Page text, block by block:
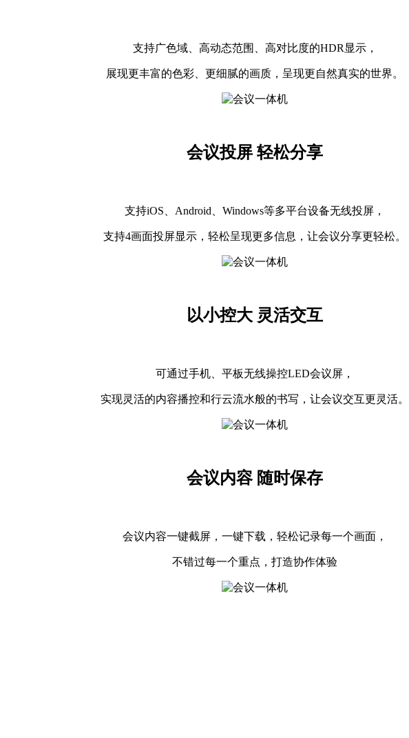
支持广色域、高动态范围、高对比度的HDR显示，
展现更丰富的色彩、更细腻的画质，呈现更自然真实的世界。
会议投屏 轻松分享
支持iOS、Android、Windows等多平台设备无线投屏，
支持4画面投屏显示，轻松呈现更多信息，让会议分享更轻松。
以小控大 灵活交互
可通过手机、平板无线操控LED会议屏，
实现灵活的内容播控和行云流水般的书写，让会议交互更灵活。
会议内容 随时保存
会议内容一键截屏，一键下载，轻松记录每一个画面，
不错过每一个重点，打造协作体验